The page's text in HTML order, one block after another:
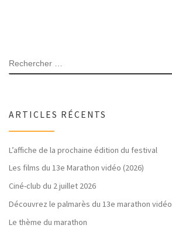
ARTICLES RÉCENTS
L’affiche de la prochaine édition du festival
Les films du 13e Marathon vidéo (2026)
Ciné-club du 2 juillet 2026
Découvrez le palmarès du 13e marathon vidéo
Le thème du marathon